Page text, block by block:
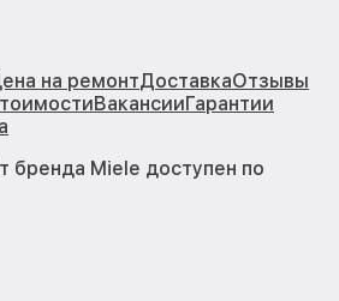
на ремонтДоставкаОтзывы
ВакансииГарантии
бренда Miele доступен по